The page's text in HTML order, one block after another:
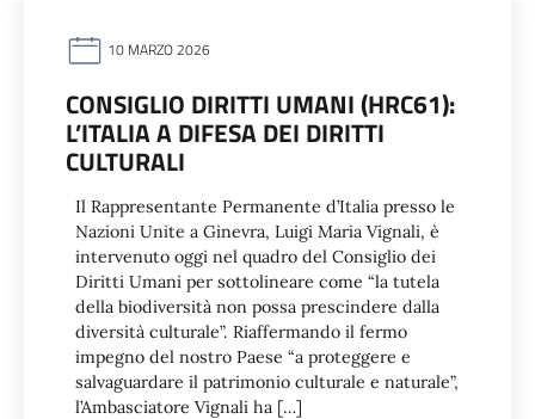
10 MARZO 2026
CONSIGLIO DIRITTI UMANI (HRC61):
L’ITALIA A DIFESA DEI DIRITTI
CULTURALI
Il Rappresentante Permanente d’Italia presso le
Nazioni Unite a Ginevra, Luigi Maria Vignali, è
intervenuto oggi nel quadro del Consiglio dei
Diritti Umani per sottolineare come “la tutela
della biodiversità non possa prescindere dalla
diversità culturale”. Riaffermando il fermo
impegno del nostro Paese “a proteggere e
salvaguardare il patrimonio culturale e naturale”,
l’Ambasciatore Vignali ha […]